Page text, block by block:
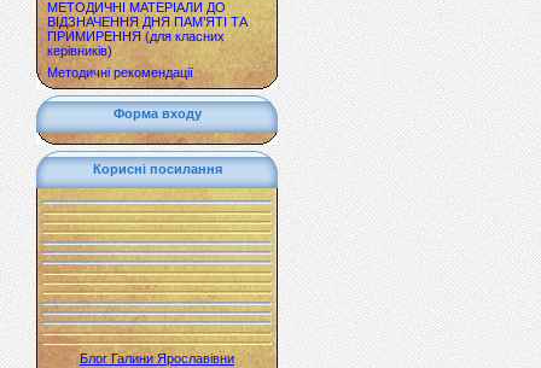
МЕТОДИЧНІ МАТЕРІАЛИ ДО
ВІДЗНАЧЕННЯ ДНЯ ПАМ’ЯТІ ТА
ПРИМИРЕННЯ (для класних
керівників)
Методичні рекомендації
Форма входу
Корисні посилання
Блог Галини Ярославівни